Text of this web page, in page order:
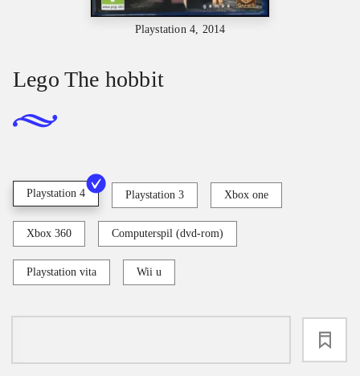
Playstation 4, 2014
Lego The hobbit
Playstation 4 Playstation 3 Xbox one
Xbox 360 Computerspil (dvd-rom)
Playstation vita Wii u